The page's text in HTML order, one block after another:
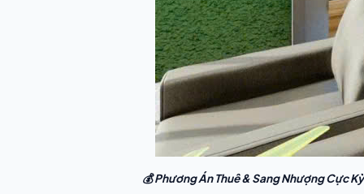
💰 Phương Án Thuê & Sang Nhượng Cực